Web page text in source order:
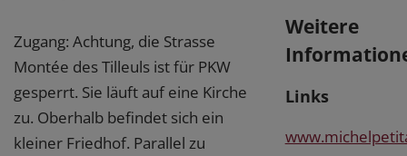
Zugang: Achtung, die Strasse
Montée des Tilleuls ist für PKW
gesperrt. Sie läuft auf eine Kirche
zu. Oberhalb befindet sich ein
kleiner Friedhof. Parallel zu
Weitere
Links